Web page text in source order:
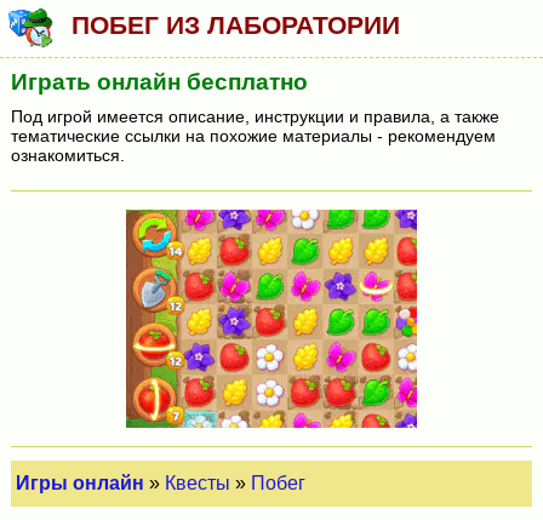
ПОБЕГ ИЗ ЛАБОРАТОРИИ
Играть онлайн бесплатно
Под игрой имеется описание, инструкции и правила, а также
тематические ссылки на похожие материалы - рекомендуем
ознакомиться.
Игры онлайн » Квесты » Побег